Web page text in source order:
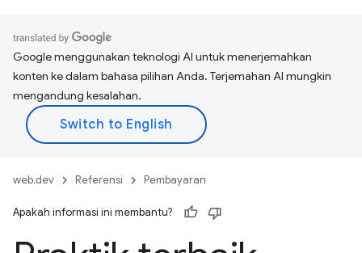
Google menggunakan teknologi AI untuk menerjemahkan
konten ke dalam bahasa pilihan Anda. Terjemahan AI mungkin
mengandung kesalahan.
web.dev Referensi Pembayaran
Apakah informasi ini membantu?